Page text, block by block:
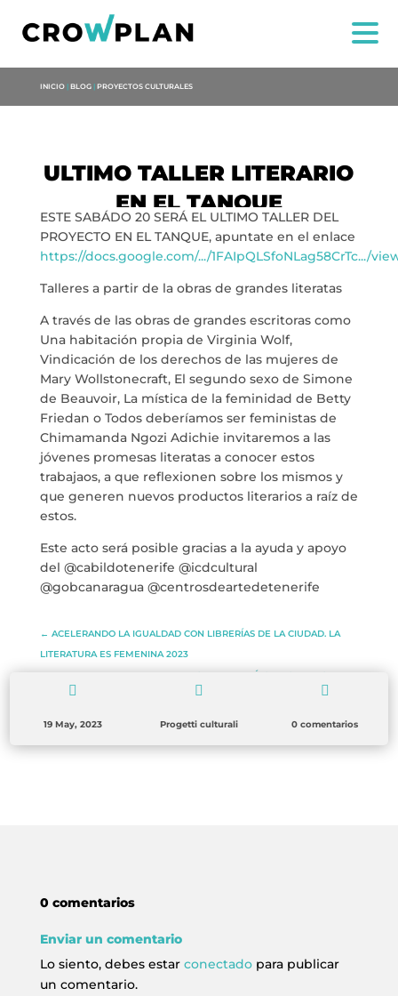
NOI
SERVIZI
PROGETTI
MARIA ANCHIETA
BLOG
SPAZIO CULTURALE EL TANQUE
CONTATTO
porDigital
Dulce Xerach
INICIO | BLOG | PROYECTOS CULTURALES
ULTIMO TALLER LITERARIO
EN EL TANQUE
ESTE SABÁDO 20 SERÁ EL ULTIMO TALLER DEL
PROYECTO EN EL TANQUE, apuntate en el enlace
https://docs.google.com/.../1FAIpQLSfoNLag58CrTc.../
Talleres a partir de la obras de grandes literatas
A través de las obras de grandes escritoras como
Una habitación propia de Virginia Wolf,
Vindicación de los derechos de las mujeres de
Mary Wollstonecraft, El segundo sexo de Simone
de Beauvoir, La mística de la feminidad de Betty
Friedan o Todos deberíamos ser feministas de
Chimamanda Ngozi Adichie invitaremos a las
jóvenes promesas literatas a conocer estos
trabajaos, a que reflexionen sobre los mismos y
que generen nuevos productos literarios a raíz de
estos.
Este acto será posible gracias a la ayuda y apoyo
del @cabildotenerife @icdcultural
@gobcanaragua @centrosdeartedetenerife
← ACELERANDO LA IGUALDAD CON LIBRERÍAS DE LA CIUDAD. LA
LITERATURA ES FEMENINA 2023
TALLER LITERARIO EN LIBRERÍAS DE SANTA CRUZ

19 May, 2023

Progetti culturali

0 comentarios
0 comentarios
Enviar un comentario
Lo siento, debes estar conectadopara publicar
un comentario.